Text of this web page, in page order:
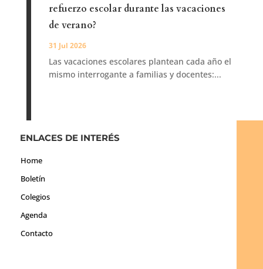
refuerzo escolar durante las vacaciones
de verano?
31 Jul 2026
Las vacaciones escolares plantean cada año el
mismo interrogante a familias y docentes:...
ENLACES DE INTERÉS
Home
Boletín
Colegios
Agenda
Contacto